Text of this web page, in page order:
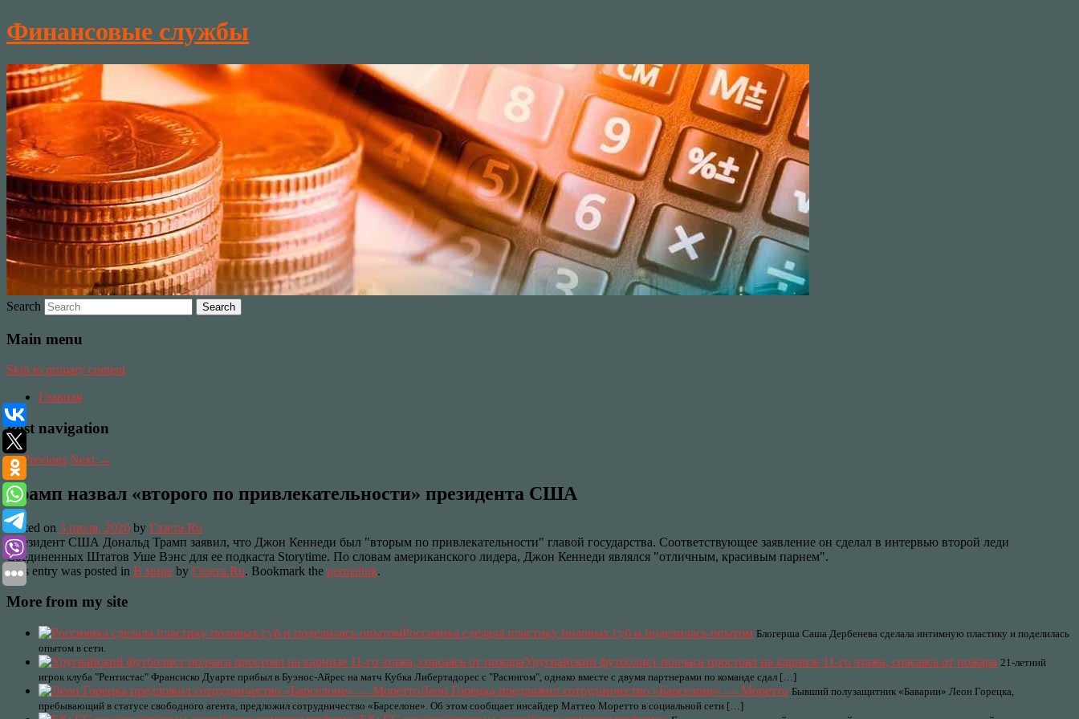
Финансовые службы
Search
Main menu
Skip to primary content
Главная
Post navigation
←Previous Next →
Трамп назвал «второго по привлекательности» президента США
Posted on 3 июля, 2026 by Газета.Ru
Президент США Дональд Трамп заявил, что Джон Кеннеди был "вторым по привлекательности" главой государства. Соответствующее заявление он сделал в интервью второй леди
Соединенных Штатов Уше Вэнс для ее подкаста Storytime. По словам американского лидера, Джон Кеннеди являлся "отличным, красивым парнем".
This entry was posted in В мире by Газета.Ru. Bookmark the permalink.
More from my site
Россиянка сделала пластику половых губ и поделилась опытом Блогерша Саша Дербенева сделала интимную пластику и поделилась
опытом в сети.
Уругвайский футболист полчаса простоял на карнизе 11-го этажа, спасаясь от пожара 21-летний
игрок клуба "Рентистас" Франсиско Дуарте прибыл в Буэнос-Айрес на матч Кубка Либертадорес с "Расингом", однако вместе с двумя партнерами по команде сдал […]
Леон Горецка предложил сотрудничество «Барселоне» — Моретто Бывший полузащитник «Баварии» Леон Горецка,
пребывающий в статусе свободного агента, предложил сотрудничество «Барселоне». Об этом сообщает инсайдер Маттео Моретто в социальной сети […]